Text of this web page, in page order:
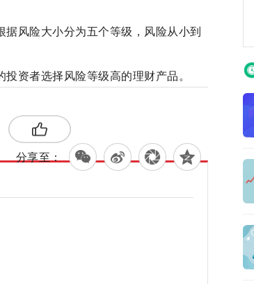
风险大小分为五个等级，风险从小到
资者选择风险等级高的理财产品。
分享至：